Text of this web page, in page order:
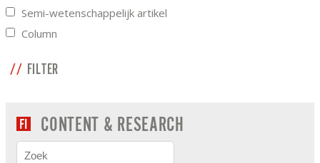
Semi-wetenschappelijk artikel
Column
FILTER
CONTENT & RESEARCH